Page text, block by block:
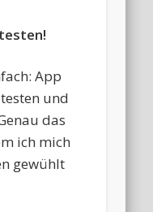
App
und
das
ich mich
gewühlt